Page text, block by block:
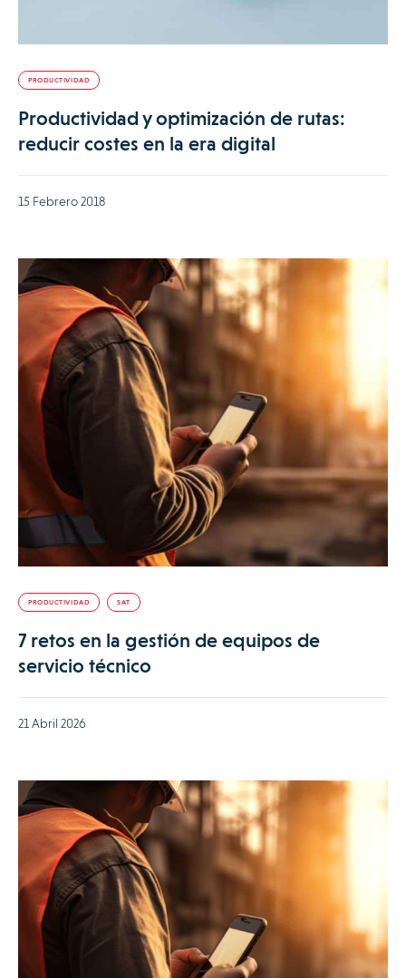
PRODUCTIVIDAD
Productividad y optimización de rutas:
reducir costes en la era digital
15 Febrero 2018
PRODUCTIVIDAD SAT
7 retos en la gestión de equipos de
servicio técnico
21 Abril 2026